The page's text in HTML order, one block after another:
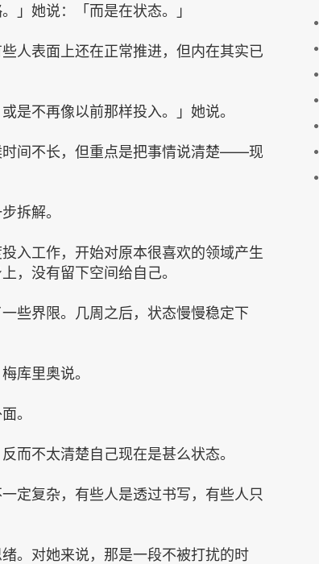
」她说：「而是在状态。」
人表面上还在正常推进，但内在其实已
是不再像以前那样投入。」她说。
时间不长，但重点是把事情说清楚——现
拆解。
入工作，开始对原本很喜欢的领域产生
，没有留下空间给自己。
些界限。几周之后，状态慢慢稳定下
库里奥说。
。
而不太清楚自己现在是甚么状态。
定复杂，有些人是透过书写，有些人只
。对她来说，那是一段不被打扰的时